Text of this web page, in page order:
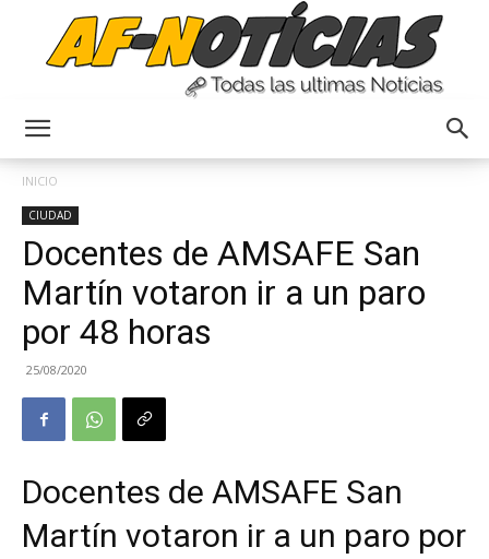
INICIO
CIUDAD
Docentes de AMSAFE San
Martín votaron ir a un paro
por 48 horas
25/08/2020
Docentes de AMSAFE San
Martín votaron ir a un paro por